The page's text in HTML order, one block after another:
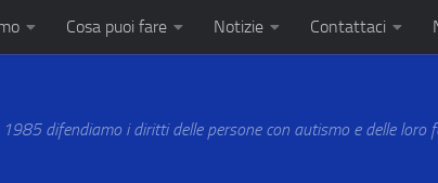
Cosa puoi fare Notizie Contattaci
difendiamo i diritti delle persone con autismo e delle loro